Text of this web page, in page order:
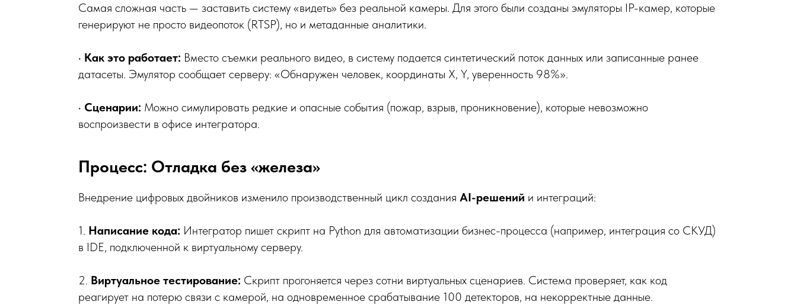
Самая сложная часть — заставить систему «видеть» без реальной камеры. Для этого были созданы эмуляторы IP-камер, которые
генерируют не просто видеопоток (RTSP), но и метаданные аналитики.
• Как это работает: Вместо съемки реального видео, в систему подается синтетический поток данных или записанные ранее
датасеты. Эмулятор сообщает серверу: «Обнаружен человек, координаты X, Y, уверенность 98%».
• Сценарии: Можно симулировать редкие и опасные события (пожар, взрыв, проникновение), которые невозможно
воспроизвести в офисе интегратора.
Процесс: Отладка без «железа»
Внедрение цифровых двойников изменило производственный цикл создания AI-решений и интеграций:
1. Написание кода: Интегратор пишет скрипт на Python для автоматизации бизнес-процесса (например, интеграция со СКУД)
в IDE, подключенной к виртуальному серверу.
2. Виртуальное тестирование: Скрипт прогоняется через сотни виртуальных сценариев. Система проверяет, как код
реагирует на потерю связи с камерой, на одновременное срабатывание 100 детекторов, на некорректные данные.